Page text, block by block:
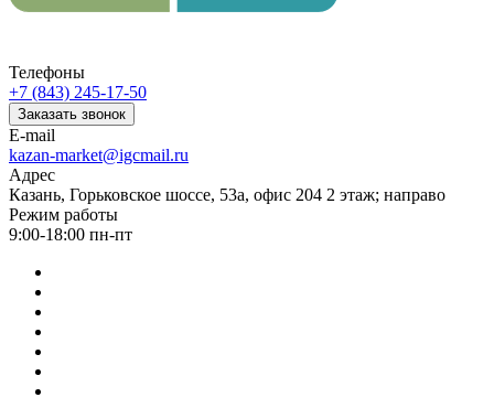
Телефоны
+7 (843) 245-17-50
Заказать звонок
E-mail
kazan-market@igcmail.ru
Адрес
Казань, ​Горьковское шоссе, 53а, офис 204 2 этаж; направо
Режим работы
9:00-18:00 пн-пт